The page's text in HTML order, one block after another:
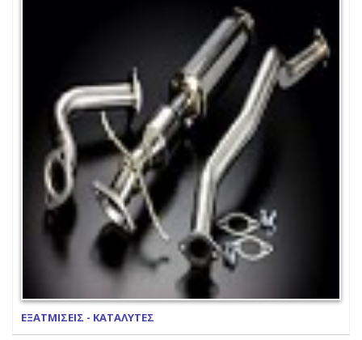
ΕΞΑΤΜΙΣΕΙΣ - ΚΑΤΑΛΥΤΕΣ